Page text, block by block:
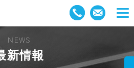
NEWS
新情報